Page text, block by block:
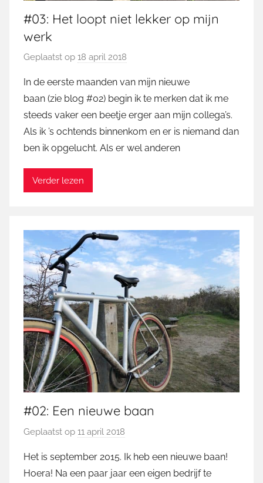
#03: Het loopt niet lekker op mijn
werk
Geplaatst op 18 april 2018
o
r
M
a
r
In de eerste maanden van mijn nieuwe
baan (zie blog #02) begin ik te merken dat ik me
steeds vaker een beetje erger aan mijn collega’s.
Als ik ’s ochtends binnenkom en er is niemand dan
ben ik opgelucht. Als er wel anderen
Verder lezen
#02: Een nieuwe baan
Geplaatst op 11 april 2018
o
Het is september 2015. Ik heb een nieuwe baan!
Hoera! Na een paar jaar een eigen bedrijf te